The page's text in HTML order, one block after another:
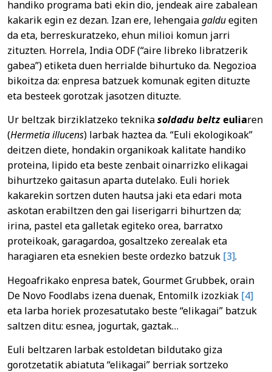
handiko programa bati ekin dio, jendeak aire zabalean
kakarik egin ez dezan. Izan ere, lehengaiagalduegiten
da eta, berreskuratzeko, ehun milioi komun jarri
zituzten. Horrela, India ODF (“aire libreko libratzerik
gabea”) etiketa duen herrialde bihurtuko da. Negozioa
bikoitza da: enpresa batzuek komunak egiten dituzte
eta besteek gorotzak jasotzen dituzte.
Ur beltzak birziklatzeko teknikasoldadu beltz euliaren
(Hermetia illucens) larbak haztea da. “Euli ekologikoak”
deitzen diete, hondakin organikoak kalitate handiko
proteina, lipido eta beste zenbait oinarrizko elikagai
bihurtzeko gaitasun aparta dutelako. Euli horiek
kakarekin sortzen duten hautsa jaki eta edari mota
askotan erabiltzen den gai liserigarri bihurtzen da;
irina, pastel eta galletak egiteko orea, barratxo
proteikoak, garagardoa, gosaltzeko zerealak eta
haragiaren eta esnekien beste ordezko batzuk [3].
Hegoafrikako enpresa batek, Gourmet Grubbek, orain
De Novo Foodlabs izena duenak, Entomilk izozkiak [4]
eta larba horiek prozesatutako beste “elikagai” batzuk
saltzen ditu: esnea, jogurtak, gaztak…
Euli beltzaren larbak estoldetan bildutako giza
gorotzetatik abiatuta “elikagai” berriak sortzeko